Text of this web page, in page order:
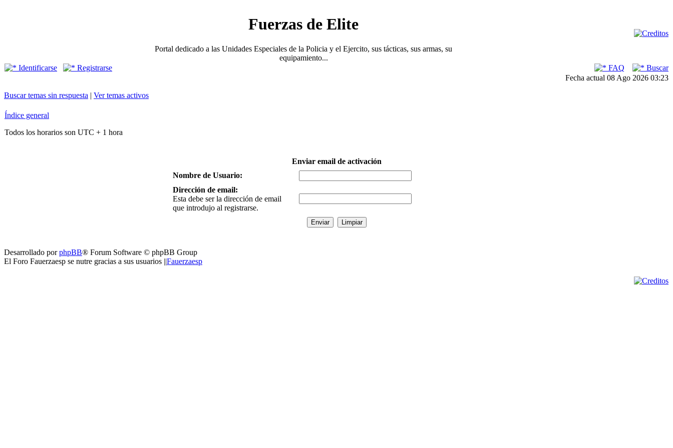
Fuerzas de Elite
Portal dedicado a las Unidades Especiales de la Policia y el Ejercito, sus tácticas, sus armas, su
equipamiento...
Identificarse
Registrarse FAQ
Buscar
Fecha actual 08 Ago 2026 03:23
Buscar temas sin respuesta | Ver temas activos
Índice general
Todos los horarios son UTC + 1 hora
Enviar email de activación
Nombre de Usuario:
Dirección de email:
Esta debe ser la dirección de email
que introdujo al registrarse.
Desarrollado porphpBB® Forum Software © phpBB Group
El Foro Fauerzaesp se nutre gracias a sus usuarios ||Fauerzaesp